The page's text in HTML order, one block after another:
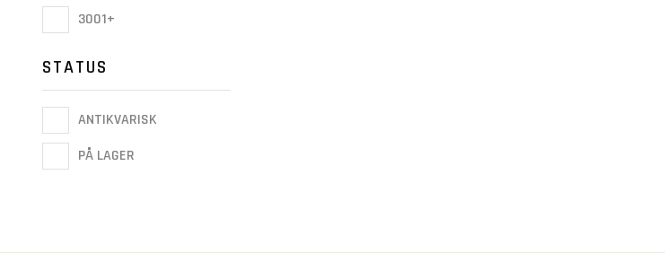
3001+
STATUS
ANTIKVARISK
PÅ LAGER